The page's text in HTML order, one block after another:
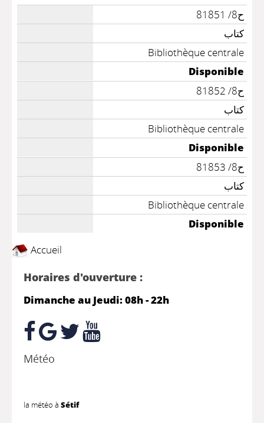
ح8/ 81851
كتاب
Bibliothèque centrale
Disponible
ح8/ 81852
كتاب
Bibliothèque centrale
Disponible
ح8/ 81853
كتاب
Bibliothèque centrale
Disponible
Accueil
Horaires d'ouverture :
Dimanche au Jeudi: 08h - 22h
Météo
la météo à Sétif